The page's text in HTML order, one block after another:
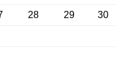
28 29 30